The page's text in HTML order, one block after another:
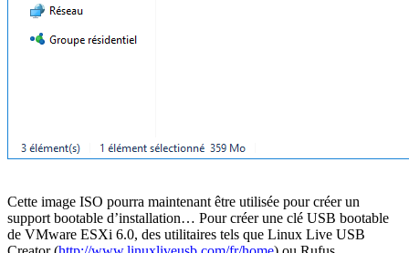
Cette image ISO pourra maintenant être utilisée pour créer un
support bootable d’installation… Pour créer une clé USB bootable
de VMware ESXi 6.0, des utilitaires tels que Linux Live USB